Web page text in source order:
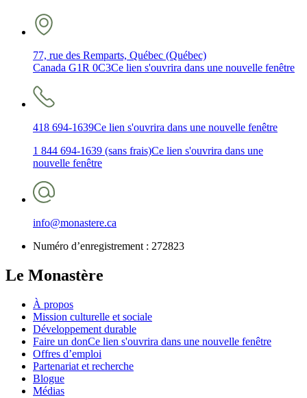
77, rue des Remparts, Québec (Québec)
Canada G1R 0C3Ce lien s'ouvrira dans une nouvelle fenêtre
418 694-1639Ce lien s'ouvrira dans une nouvelle fenêtre
1 844 694-1639 (sans frais)Ce lien s'ouvrira dans une
nouvelle fenêtre
info@monastere.ca
Numéro d’enregistrement : 272823
Le Monastère
À propos
Mission culturelle et sociale
Développement durable
Faire un donCe lien s'ouvrira dans une nouvelle fenêtre
Offres d’emploi
Partenariat et recherche
Blogue
Médias